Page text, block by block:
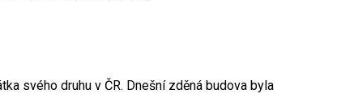
svého druhu v ČR. Dnešní zděná budova byla